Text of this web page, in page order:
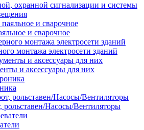
охранной сигнализации и системы
и сварочное
монтажа электросети зданий
и аксессуары для них
рольставен/Насосы/Вентиляторы